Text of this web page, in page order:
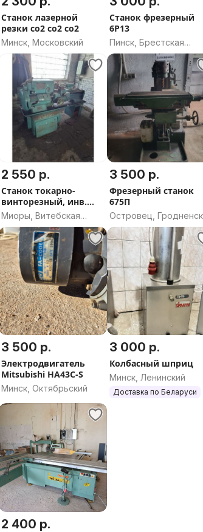
Станок лазерной
резки co2 co2 со2
Минск, Московский
Станок фрезерный
6Р13
Пинск, Брестская
область
2 550 р.
Станок токарно-
винторезный, инв.
5026 (Витебская обл.,
Миорский р-н)
Миоры, Витебская
область
3 500 р.
Фрезерный станок
675П
Островец,
область
3 500 р.
Электродвигатель
Mitsubishi HA43C-S
Минск, Октябрьский
3 000 р.
Колбасный шприц
Минск, Ленинский
Доставка по Беларуси
2 400 р.